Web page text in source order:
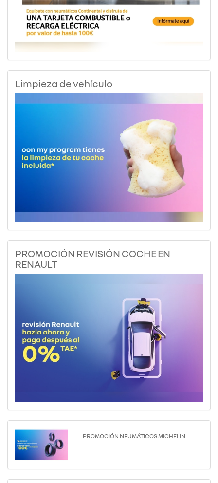
Limpieza de vehículo
PROMOCIÓN REVISIÓN COCHE EN
RENAULT
PROMOCIÓN NEUMÁTICOS MICHELIN